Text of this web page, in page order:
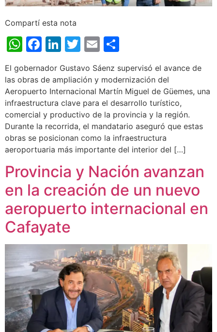
Compartí esta nota
WhatsApp
Facebook
LinkedIn
Twitter
Email
El gobernador Gustavo Sáenz supervisó el avance de
las obras de ampliación y modernización del
Aeropuerto Internacional Martín Miguel de Güemes, una
infraestructura clave para el desarrollo turístico,
comercial y productivo de la provincia y la región.
Durante la recorrida, el mandatario aseguró que estas
obras se posicionan como la infraestructura
aeroportuaria más importante del interior del […]
Provincia y Nación avanzan
en la creación de un nuevo
aeropuerto internacional en
Cafayate